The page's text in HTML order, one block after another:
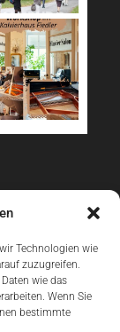
Technologien wie
zuzugreifen.
wie das
Wenn Sie
bestimmte